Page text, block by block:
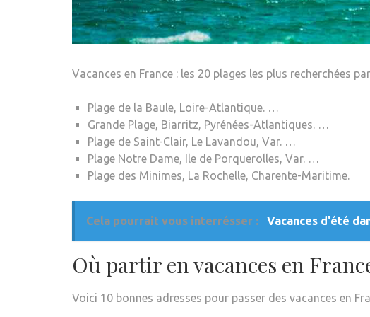
Vacances en France : les 20 plages les plus recherchées
Plage de la Baule, Loire-Atlantique. …
Grande Plage, Biarritz, Pyrénées-Atlantiques. …
Plage de Saint-Clair, Le Lavandou, Var. …
Plage Notre Dame, Ile de Porquerolles, Var. …
Plage des Minimes, La Rochelle, Charente-Maritime.
Cela pourrait vous interrésser : Vacances d'été
Où partir en vacances en
Voici 10 bonnes adresses pour passer des vacances en